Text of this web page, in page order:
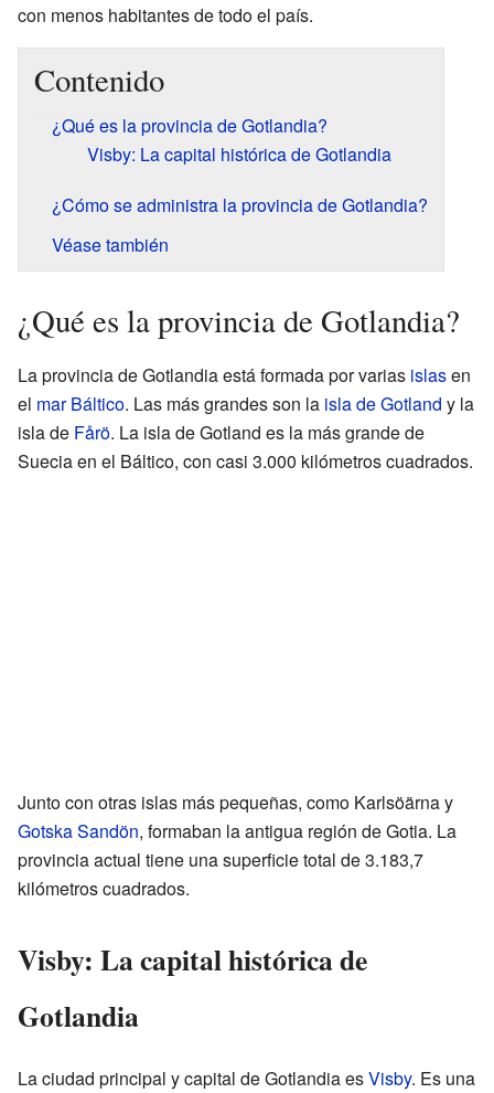
con menos habitantes de todo el país.
Contenido
¿Qué es la provincia de Gotlandia?
Visby: La capital histórica de Gotlandia
¿Cómo se administra la provincia de Gotlandia?
Véase también
¿Qué es la provincia de Gotlandia?
La provincia de Gotlandia está formada por varias islasen
el mar Báltico. Las más grandes son la isla de Gotland y la
isla de Fårö. La isla de Gotland es la más grande de
Suecia en el Báltico, con casi 3.000 kilómetros cuadrados.
Junto con otras islas más pequeñas, como Karlsöärna y
Gotska Sandön, formaban la antigua región de Gotia. La
provincia actual tiene una superficie total de 3.183,7
kilómetros cuadrados.
Visby: La capital histórica de
Gotlandia
La ciudad principal y capital de Gotlandia esVisby. Es una